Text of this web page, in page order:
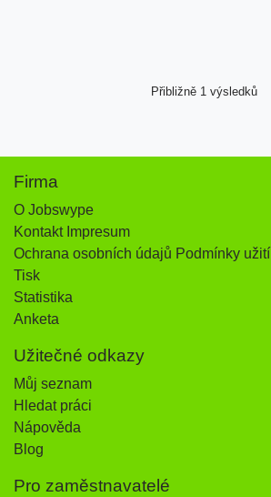
Přibližně 1 výsledků
Firma
O Jobswype
Kontakt Impresum
Ochrana osobních údajů Podmínky užití
Tisk
Statistika
Anketa
Užitečné odkazy
Můj seznam
Hledat práci
Nápověda
Blog
Pro zaměstnavatelé